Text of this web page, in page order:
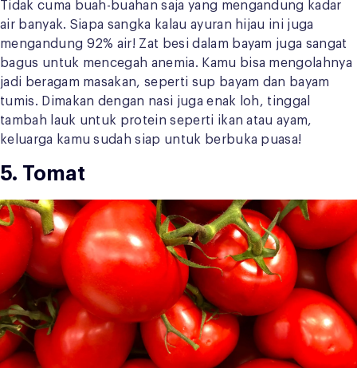
Tidak cuma buah-buahan saja yang mengandung kadar
air banyak. Siapa sangka kalau ayuran hijau ini juga
mengandung 92% air! Zat besi dalam bayam juga sangat
bagus untuk mencegah anemia. Kamu bisa mengolahnya
jadi beragam masakan, seperti sup bayam dan bayam
tumis. Dimakan dengan nasi juga enak loh, tinggal
tambah lauk untuk protein seperti ikan atau ayam,
keluarga kamu sudah siap untuk berbuka puasa!
5. Tomat